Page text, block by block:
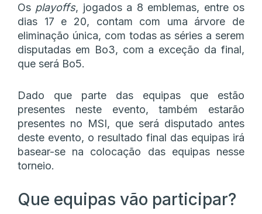
Os playoffs, jogados a 8 emblemas, entre os
dias 17 e 20, contam com uma árvore
de
eliminação única, com todas as séries a serem
disputadas em Bo3, com a exceção da final,
que será Bo5.
Dado que parte das equipas que estão
presentes neste evento, também estarão
presentes no MSI, que será disputado antes
deste evento, o resultado final das equipas irá
basear-se na colocação das equipas nesse
torneio.
Que equipas vão participar?